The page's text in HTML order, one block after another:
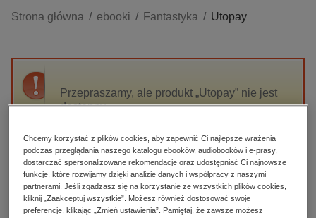
Kategorie
biznesowe, branżowe, gospodarka
dzienniki
edukacja
hobby, sport, rozrywka
komputery, internet, technologie, informatyka
Strona główna ebooki Fantastyka Utopay
Przepraszamy, ale produkt „Utopay” nie jest
dostępny.
High-contrast mode
Polecane
Chcemy korzystać z plików cookies, aby zapewnić Ci najlepsze wrażenia
podczas przeglądania naszego katalogu ebooków, audiobooków i e-prasy,
dostarczać spersonalizowane rekomendacje oraz udostępniać Ci najnowsze
funkcje, które rozwijamy dzięki analizie danych i współpracy z naszymi
partnerami. Jeśli zgadzasz się na korzystanie ze wszystkich plików cookies,
kliknij „Zaakceptuj wszystkie”. Możesz również dostosować swoje
preferencje, klikając „Zmień ustawienia”. Pamiętaj, że zawsze możesz